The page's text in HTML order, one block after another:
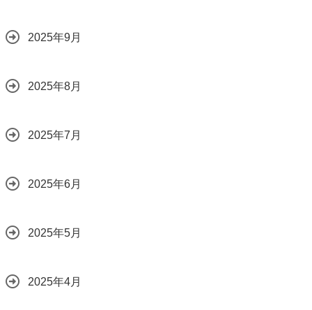
2025年9月
2025年8月
2025年7月
2025年6月
2025年5月
2025年4月